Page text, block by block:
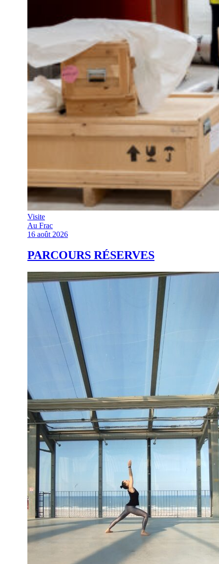
Visite
Au Frac
16 août 2026
PARCOURS RÉSERVES